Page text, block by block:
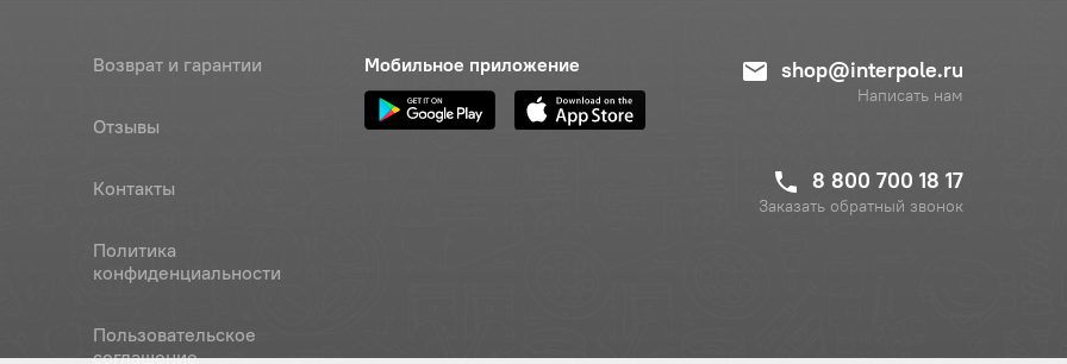
Обратитесь к
Возврат и гарантии
Отзывы
Контакты
Политика
конфиденциальности
Пользовательское
соглашение
Мобильное приложение shop@interpole.ru
Написать нам
8 800 700 18 17
Заказать обратный звонок